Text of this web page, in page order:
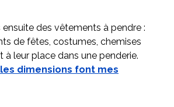
des vêtements à pendre :
de fêtes, costumes, chemises
à leur place dans une penderie.
dimensions font mes